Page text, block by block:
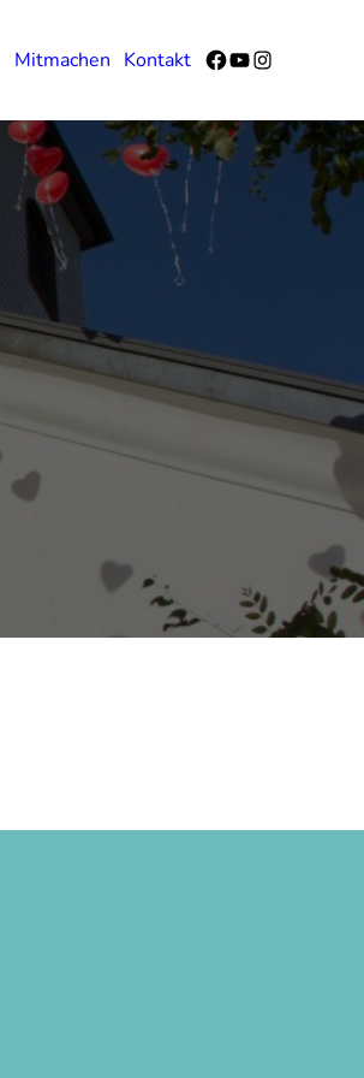
Mitmachen Kontakt Facebook
YouTube
Instagram